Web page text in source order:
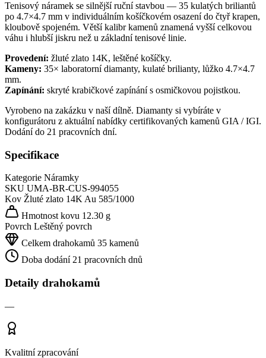
Tenisový náramek se silnější ruční stavbou — 35 kulatých briliantů
po 4.7×4.7 mm v individuálním košíčkovém osazení do čtyř krapen,
kloubově spojeném. Větší kalibr kamenů znamená vyšší celkovou
váhu i hlubší jiskru než u základní tenisové linie.
Provedení: žluté zlato 14K, leštěné košíčky.
Kameny: 35× laboratorní diamanty, kulaté brilianty, lůžko 4.7×4.7
mm.
Zapínání: skryté krabičkové zapínání s osmičkovou pojistkou.
Vyrobeno na zakázku v naší dílně. Diamanty si vybíráte v
konfigurátoru z aktuální nabídky certifikovaných kamenů GIA / IGI.
Dodání do 21 pracovních dní.
Specifikace
Kategorie Náramky
SKU UMA-BR-CUS-994055
Kov Žluté zlato 14KAu 585/1000
Hmotnost kovu 12.30 g
Povrch Leštěný povrch
Celkem drahokamů 35 kamenů
Doba dodání 21 pracovních dnů
Detaily drahokamů
—
Kvalitní zpracování